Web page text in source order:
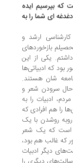
ایده
شما را به
ارشد و
از این
ادبیاتی‌ها
هستند.
شعر و
را به
افرادی که
با یک
که یک شعر
هم بود،
ادبیات